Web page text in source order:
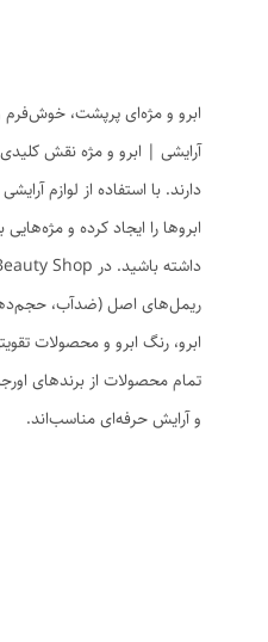
ابرو و مژه‌ای پرپشت، خوش‌فرم
آرایشی | ابرو و مژه نقش
دارند. با استفاده از لوازم
ابروها را ایجاد کرده و
ریمل‌های اصل (ضدآب،
ابرو، رنگ ابرو و محصولات
تمام محصولات از برندهای
و آرایش حرفه‌ای مناسب‌اند.